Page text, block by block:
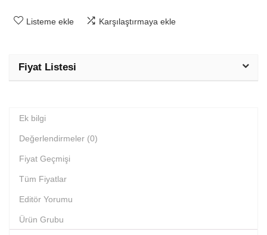
Listeme ekle Karşılaştırmaya ekle
Fiyat Listesi
Ek bilgi
Değerlendirmeler (0)
Fiyat Geçmişi
Tüm Fiyatlar
Editör Yorumu
Ürün Grubu